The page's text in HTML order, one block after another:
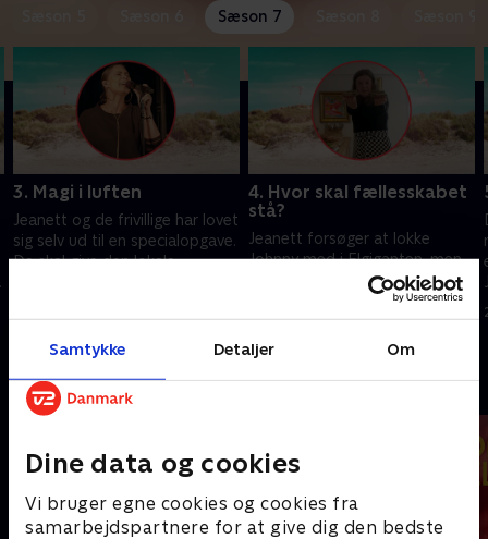
Samtykke Detaljer Om
Dine data og cookies
Vi bruger egne cookies og cookies fra
samarbejdspartnere for at give dig den bedste
Sæson 7
3. Magi i luften
Jeanett og de frivillige har lovet
sig selv ud til en specialopgave.
De skal give den lokale
Halberg & Friends.
4. Hvor skal fællesskabet
stå?
Jeanett forsøger at lokke
Johnny med i Elgiganten, men
Johnny har helt andre planer
for, hvad der skal købes ind. Og
så kommer Jakob Fauerby på
besøg.
Andre så også